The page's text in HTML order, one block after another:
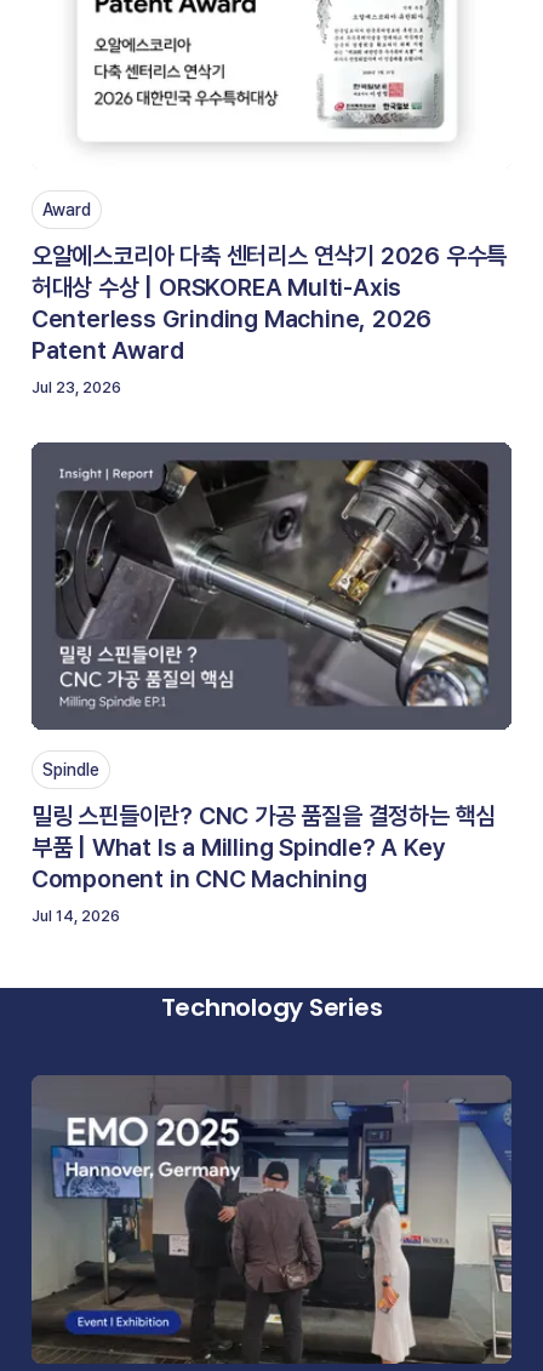
Award
오알에스코리아 다축 센터리스 연삭기 2026 우수특
허대상 수상 | ORSKOREA Multi-Axis
Centerless Grinding Machine, 2026
Patent Award
Jul 23, 2026
Spindle
밀링 스핀들이란? CNC 가공 품질을 결정하는 핵심
부품 | What Is a Milling Spindle? A Key
Component in CNC Machining
Jul 14, 2026
Technology Series